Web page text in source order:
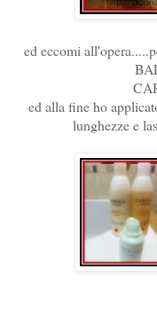
ed eccomi
ed alla fine ho
lunghezze e